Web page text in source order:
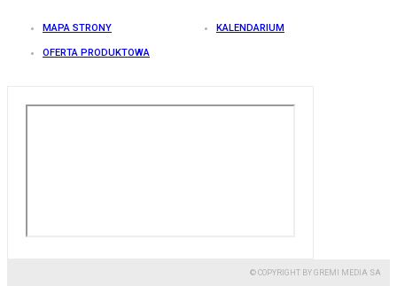
MAPA STRONY KALENDARIUM
OFERTA PRODUKTOWA
© COPYRIGHT BY GREMI MEDIA SA